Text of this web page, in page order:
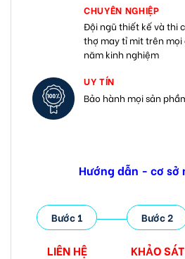
CHUYÊN NGHIỆP
Đội ngũ thiết kế và thi
thợ may tỉ mit trên mọi
năm kinh nghiệm
UY TÍN
Bảo hành mọi sản
Hướng dẫn - cơ sở
Bước 1
LIÊN HỆ
Bước 2
KHẢO SÁT